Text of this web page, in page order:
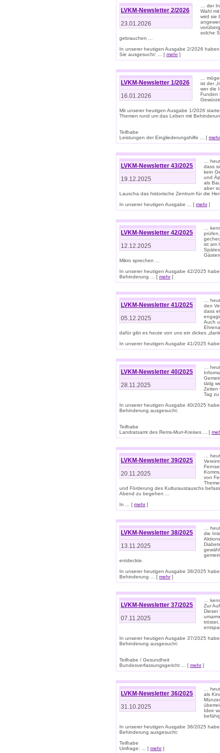
LVKM-Newsletter 2/2026
23.01.2026
… der
Wahl
wird sie
solche
gebrauchen ...
In unserer heutigen Ausgabe 2/2026
Sie ausgesucht: ... [ mehr]
LVKM-Newsletter 1/2026
16.01.2026
…
ist der
wer die
Funden
Mit unserer heutigen Ausgabe 1/2026
Themen rund um das Leben mit
Teilhabe
Leistungen der Eingliederungshilfe ... [ mehr
LVKM-Newsletter 43/2025
19.12.2025
…
dass
kein
und
als
aber
Lauscha das historische Zentrum für die
In unserer heutigen Ausgabe ... [ mehr]
LVKM-Newsletter 42/2025
12.12.2025
…
ist am
Mikro sprechen ...
In unserer heutigen Ausgabe 42/2025
Behinderung ... [ mehr]
LVKM-Newsletter 41/2025
05.12.2025
…
den
dass
Auch
dafür gibt es heute von uns ein dickes
In unserer heutigen Ausgabe 41/2025
LVKM-Newsletter 40/2025
28.11.2025
…
tätig
Zeiten
Tag
In unserer heutigen Ausgabe 40/2025
Behinderung ausgesucht:
Teilhabe
Landratsamt des Rems-Murr-Kreises ... [
LVKM-Newsletter 39/2025
20.11.2025
…
von
und Förderung des Kulturaustauschs
Abend zu begehen ...
In ... [ mehr]
LVKM-Newsletter 38/2025
13.11.2025
…
die
entdeckte.
In unserer heutigen Ausgabe 38/2025
Behinderung ... [ mehr]
LVKM-Newsletter 37/2025
07.11.2025
…
Zur
Dieser
In unserer heutigen Ausgabe 37/2025
Behinderung ausgesucht:
Teilhabe / Gesundheit
Bundesverfassungsgericht ... [ mehr]
LVKM-Newsletter 36/2025
31.10.2025
…
als
Idee
In unserer heutigen Ausgabe 36/2025
Behinderung ausgesucht:
Teilhabe
Umfrage: ... [ mehr]